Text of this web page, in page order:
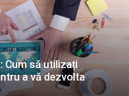
Cum să utilizați
a vă dezvolta